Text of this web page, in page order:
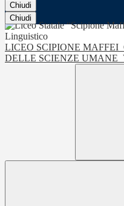
Chiudi
Chiudi
LICEO SCIPIONE MAFFEI
DELLE SCIENZE UMANE